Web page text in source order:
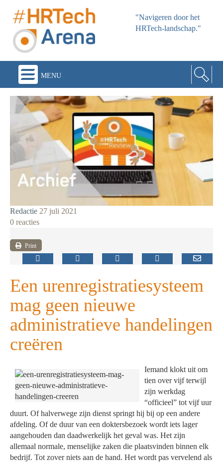
"Navigeren door het
HRTech-landschap."
menu
Redactie 27 juli 2021
0 reacties
Print
Een urenregistratiesysteem
mag geen nieuwe
administratieve handelingen
creëren
Iemand klokt uit om
tien over vijf terwijl
zijn werkdag
“officieel” tot vijf uur
duurt. Of halverwege zijn dienst springt hij bij op een andere
afdeling. Of de duur van een doktersbezoek wordt iets lager
aangehouden dan daadwerkelijk het geval was. Het zijn
allemaal normale, menselijke zaken die plaatsvinden binnen elk
bedrijf. Tot zover niets aan de hand. Het wordt pas vervelend als